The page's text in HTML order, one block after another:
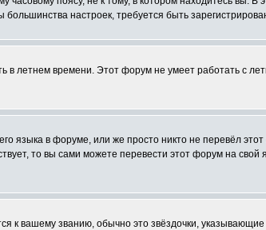
настроек, требуется быть
в летнем времени. Этот форум не умеет работать с
языка в форуме, или же просто никто не перевёл
то вы сами можете перевести этот форум на
к вашему званию, обычно это звёздочки,